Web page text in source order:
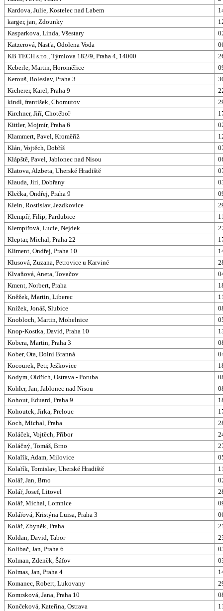
Kardova, Julie, Kostelec nad Labem
karger, jan, Zdounky
Kasparkova, Linda, Všestary
Katzerová, Nasťa, Odolena Voda
KB TECH s.r.o., Týmlova 182/9, Praha 4, 14000
Keberle, Martin, Horoměřice
Kerouš, Boleslav, Praha 3
Kicherer, Karel, Praha 9
kindl, františek, Chomutov
Kirchner, Jiří, Chotěboř
Kittler, Mojmír, Praha 6
Klammert, Pavel, Kroměříž
Klán, Vojtěch, Dobříš
Klápště, Pavel, Jablonec nad Nisou
Klatova, Alzbeta, Uherské Hradiště
Klauda, Jiri, Dobřany
Klečka, Ondřej, Praha 9
Klein, Rostislav, Jezdkovice
Klempíř, Filip, Pardubice
Klempířová, Lucie, Nejdek
Kleptar, Michal, Praha 22
Kliment, Ondřej, Praha 10
Klusová, Zuzana, Petrovice u Karviné
Klvaňová, Aneta, Tovačov
Kment, Norbert, Praha
Kněžek, Martin, Liberec
Knížek, Jonáš, Slubice
Knobloch, Martin, Mohelnice
Knop-Kostka, David, Praha 10
Kobera, Martin, Praha 3
Kober, Ota, Dolní Branná
Kocourek, Petr, Ježkovice
Kodym, Oldřich, Ostrava - Poruba
Kohler, Jan, Jablonec nad Nisou
Kohout, Eduard, Praha 9
Kohoutek, Jirka, Prelouc
Koch, Michal, Praha
Koláček, Vojtěch, Příbor
Koláčný, Tomáš, Brno
Kolařík, Adam, Milovice
Kolařík, Tomislav, Uherské Hradiště
Kolář, Jan, Brno
Kolář, Josef, Litovel
Kolář, Michal, Lomnice
Kolářová, Kristýna Luisa, Praha 3
Kolář, Zbyněk, Praha
Koldan, David, Tabor
Kolibač, Jan, Praha 6
Kolman, Zdeněk, Šáfov
Kolmas, Jan, Praha 4
Komanec, Robert, Lukovany
Komrsková, Jana, Praha 10
Končeková, Kateřina, Ostrava